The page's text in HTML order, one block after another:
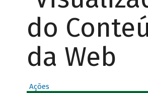
do
da Web
Ações